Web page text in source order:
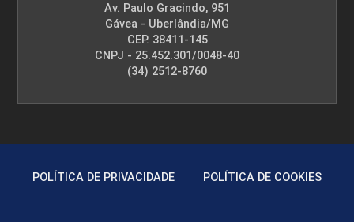
Av. Paulo Gracindo, 951
Gávea - Uberlândia/MG
CEP. 38411-145
CNPJ - 25.452.301/0048-40
(34) 2512-8760
POLÍTICA DE PRIVACIDADE POLÍTICA DE COOKIES